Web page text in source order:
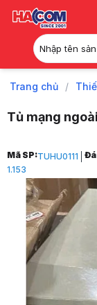
Nhập tên
Trang chủ /
Tủ mạng
Trang chủ
1
Thiết Bị Mạng & Lưu
Phụ Kiện Mạng
Tủ Mạng
Tủ mạng ngoài trời
Hình ảnh và video
Tủ mạng ngoài trời
Mã SP:TUHU0111
1.153